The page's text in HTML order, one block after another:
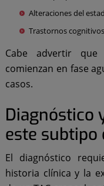
Alteraciones del
Trastornos cognitivos
Cabe advertir que
comienzan en fase
casos.
Diagnóstico
este subtipo
El diagnóstico
historia clínica y la